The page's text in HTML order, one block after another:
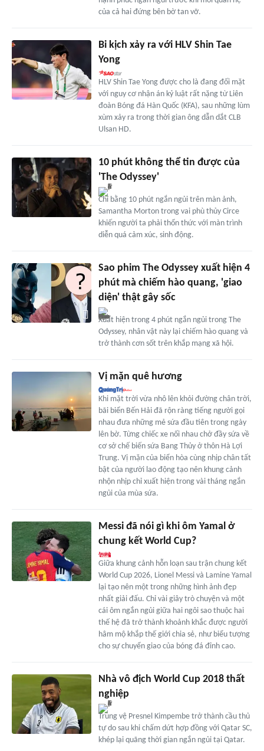
của cả hai đứng bên bờ tan vỡ.
Bi kịch xảy ra với HLV Shin Tae
Yong
HLV Shin Tae Yong được cho là đang đối mặt
với nguy cơ nhận án kỷ luật rất nặng từ Liên
đoàn Bóng đá Hàn Quốc (KFA), sau những lùm
xùm xảy ra trong thời gian ông dẫn dắt CLB
Ulsan HD.
10 phút không thể tin được của
'The Odyssey'
Chỉ bằng 10 phút ngắn ngủi trên màn ảnh,
Samantha Morton trong vai phù thủy Circe
khiến người ta phải thổn thức với màn trình
diễn quá cảm xúc, sinh động.
Sao phim The Odyssey xuất hiện 4
phút mà chiếm hào quang, 'giao
diện' thật gây sốc
Xuất hiện trong 4 phút ngắn ngủi trong The
Odyssey, nhân vật này lại chiếm hào quang và
trở thành cơn sốt trên khắp mạng xã hội.
Vị mặn quê hương
Khi mặt trời vừa nhô lên khỏi đường chân trời,
bãi biển Bến Hải đã rộn ràng tiếng người gọi
nhau đưa những mẻ sứa đầu tiên trong ngày
lên bờ. Từng chiếc xe nối nhau chở đầy sứa về
cơ sở chế biến sứa Bang Thủy ở thôn Hà Lợi
Trung. Vị mặn của biển hòa cùng nhịp chân tất
bật của người lao động tạo nên khung cảnh
nhộn nhịp chỉ xuất hiện trong vài tháng ngắn
ngủi của mùa sứa.
Messi đã nói gì khi ôm Yamal ở
chung kết World Cup?
Giữa khung cảnh hỗn loạn sau trận chung kết
World Cup 2026, Lionel Messi và Lamine Yamal
lại tạo nên một trong những hình ảnh đẹp
nhất giải đấu. Chỉ vài giây trò chuyện và một
cái ôm ngắn ngủi giữa hai ngôi sao thuộc hai
thế hệ đã trở thành khoảnh khắc được người
hâm mộ khắp thế giới chia sẻ, như biểu tượng
cho sự chuyển giao của bóng đá đỉnh cao.
Nhà vô địch World Cup 2018 thất
nghiệp
Trung vệ Presnel Kimpembe trở thành cầu thủ
tự do sau khi chấm dứt hợp đồng với Qatar SC,
khép lại quãng thời gian ngắn ngủi tại Qatar.